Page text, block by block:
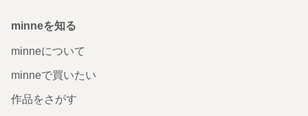
minneを知る
minneについて
minneで買いたい
作品をさがす